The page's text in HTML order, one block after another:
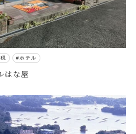
ホテル
はな屋